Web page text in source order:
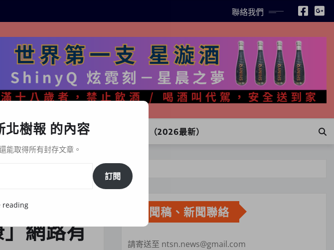
聯絡我們
漩酒哪裡買｜官方購買通路與LINE訂購（2026最新）
網路有
新聞稿、新聞聯絡
請寄送至 ntsn.news@gmail.com
北樹報 的內容
能取得所有封存文章。
訂閱
reading